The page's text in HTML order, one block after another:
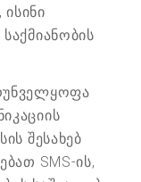
ისინი
შესახებ
SMS-ის,